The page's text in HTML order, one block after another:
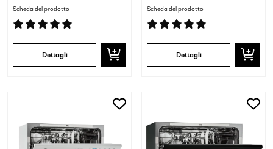
Scheda del prodotto
Dettagli
Scheda del prodotto
Dettagli